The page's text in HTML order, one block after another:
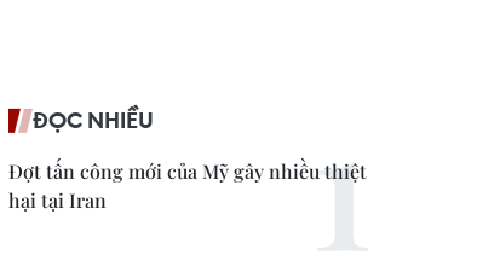
ĐỌC NHIỀU
Đợt tấn công mới của Mỹ gây nhiều thiệt
hại tại Iran